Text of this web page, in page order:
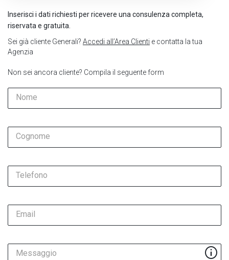
Inserisci i dati richiesti per ricevere una consulenza completa,
riservata e gratuita.
Sei già cliente Generali? Accedi all’Area Clienti e contatta la tua
Agenzia
Non sei ancora cliente? Compila il seguente form
Nome
Cognome
Telefono
Email
Messaggio